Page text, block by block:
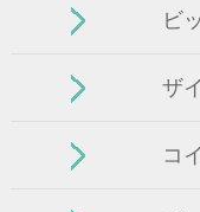
ビ
ザ
コ